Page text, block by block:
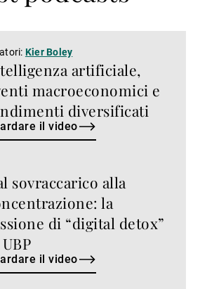
artificiale,
macroeconomici e
diversificati
Kier Boley
il video
sovraccarico alla
la
di “digital detox”
il video